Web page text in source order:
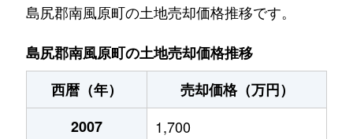
島尻郡南風原町の土地売却価格推移です。
島尻郡南風原町の土地売却価格推移
西暦（年）
売却価格（万円）
2007
1,700